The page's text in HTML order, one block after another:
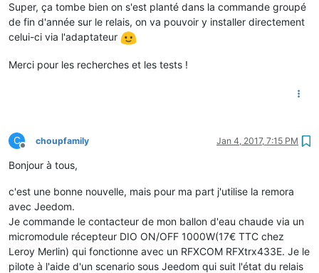
Super, ça tombe bien on s'est planté dans la commande groupé
de fin d'année sur le relais, on va pouvoir y installer directement
celui-ci via l'adaptateur
Merci pour les recherches et les tests !
C
Offline
choupfamily Jan 4, 2017, 7:15 PM
Bonjour à tous,
c'est une bonne nouvelle, mais pour ma part j'utilise la remora
avec Jeedom.
Je commande le contacteur de mon ballon d'eau chaude via un
micromodule récepteur DIO ON/OFF 1000W(17€ TTC chez
Leroy Merlin) qui fonctionne avec un RFXCOM RFXtrx433E. Je le
pilote à l'aide d'un scenario sous Jeedom qui suit l'état du relais